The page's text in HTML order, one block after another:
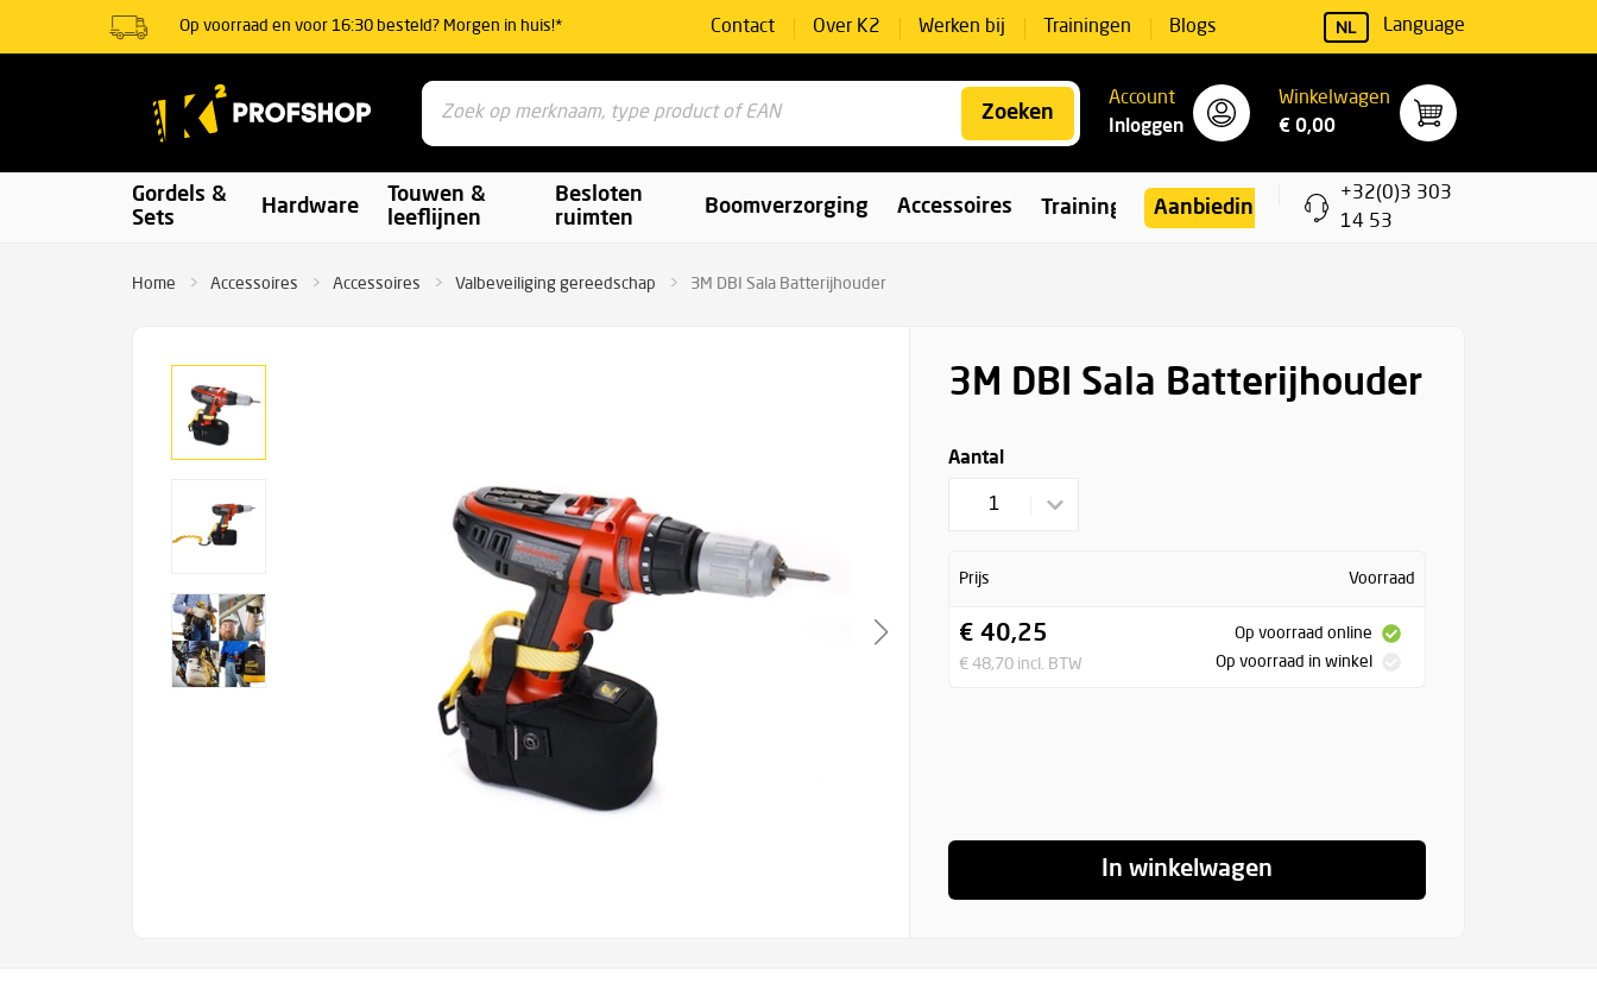
Op voorraad en voor 16:30 besteld? Morgen in huis!* Contact Over K2 Werken bij Trainingen Blogs NL Language
Zoeken
Account
Inloggen
Winkelwagen
€ 0,00
Gordels &
Sets
Hardware
Touwen &
leeflijnen
Besloten
ruimten
Boomverzorging Accessoires Trainingen Aanbiedingen
+32(0)3 303
14 53
Home Accessoires Accessoires Valbeveiliging gereedschap 3M DBI Sala Batterijhouder
3M DBI Sala Batterijhouder
Aantal
1
Prijs Voorraad
€ 40,25
€ 48,70 incl. BTW
Op voorraad online
Op voorraad in winkel
In winkelwagen